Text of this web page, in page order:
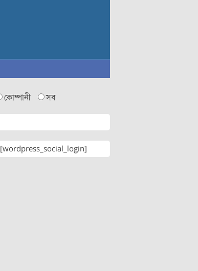
কোম্পানী সব
[wordpress_social_login]